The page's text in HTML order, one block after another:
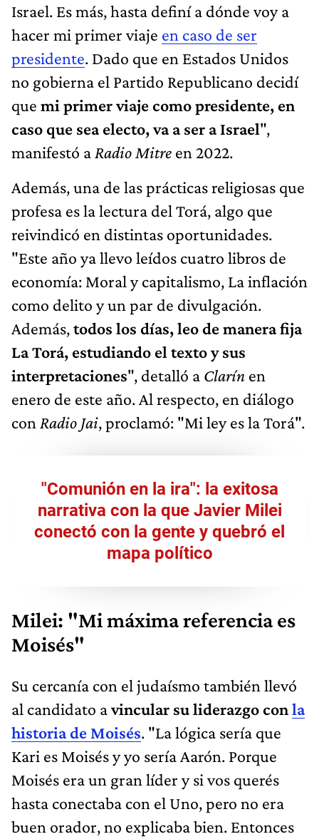
Israel. Es más, hasta definí a dónde voy a
hacer mi primer viaje en caso de ser
presidente. Dado que en Estados Unidos
no gobierna el Partido Republicano decidí
que mi primer viaje como presidente, en
caso que sea electo, va a ser a Israel",
manifestó a Radio Mitre en 2022.
Además, una de las prácticas religiosas que
profesa es la lectura del Torá, algo que
reivindicó en distintas oportunidades.
"Este año ya llevo leídos cuatro libros de
economía: Moral y capitalismo, La inflación
como delito y un par de divulgación.
Además,todos los días, leo de manera fija
La Torá, estudiando el texto y sus
interpretaciones", detalló a Clarín en
enero de este año. Al respecto, en diálogo
con Radio Jai, proclamó: "Mi ley es la Torá".
"Comunión en la ira": la exitosa
narrativa con la que Javier Milei
conectó con la gente y quebró el
mapa político
Milei: "Mi máxima referencia es
Moisés"
Su cercanía con el judaísmo también llevó
al candidato avincular su liderazgo conla
historia de Moisés. "La lógica sería que
Kari es Moisés y yo sería Aarón. Porque
Moisés era un gran líder y si vos querés
hasta conectaba con el Uno, pero no era
buen orador, no explicaba bien. Entonces